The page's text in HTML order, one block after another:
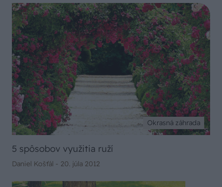
Okrasná záhrada
5 spôsobov využitia ruží
Daniel Košťál - 20. júla 2012